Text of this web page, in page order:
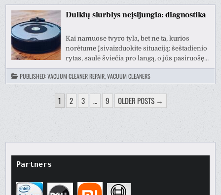
Dulkių siurblys neįsijungia: diagnostika
Kai namuose tvyro tyla, bet ne ta, kurios
norėtume Įsivaizduokite situaciją: šeštadienio
rytas, saulė šviečia pro langą, o jūs pasiruošę…
PUBLISHED:VACUUM CLEANER REPAIR, VACUUM CLEANERS
PAGINATION
1 2 3 … 9 OLDER POSTS →
Partners